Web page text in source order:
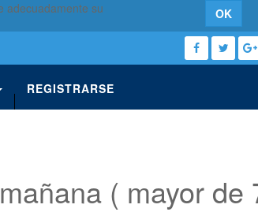
adecuadamente su
OK
REGISTRARSE
( mayor de